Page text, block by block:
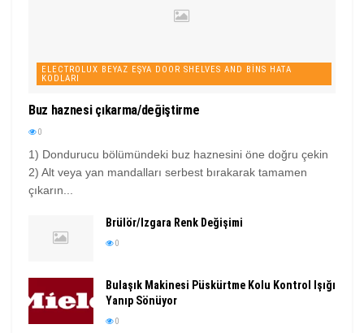
ELECTROLUX BEYAZ EŞYA DOOR SHELVES AND BINS HATA
KODLARI
Buz haznesi çıkarma/değiştirme
0
1) Dondurucu bölümündeki buz haznesini öne doğru çekin
2) Alt veya yan mandalları serbest bırakarak tamamen
çıkarın...
Brülör/Izgara Renk Değişimi
0
Bulaşık Makinesi Püskürtme Kolu Kontrol Işığı
Yanıp Sönüyor
0